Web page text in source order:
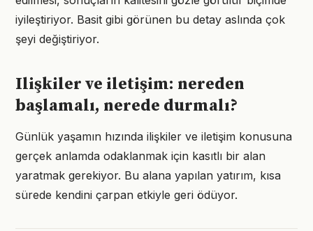
iyileştiriyor. Basit gibi görünen bu detay aslında çok
şeyi değiştiriyor.
Ilişkiler ve iletişim: nereden
başlamalı, nerede durmalı?
Günlük yaşamın hızında ilişkiler ve iletişim konusuna
gerçek anlamda odaklanmak için kasıtlı bir alan
yaratmak gerekiyor. Bu alana yapılan yatırım, kısa
sürede kendini çarpan etkiyle geri ödüyor.